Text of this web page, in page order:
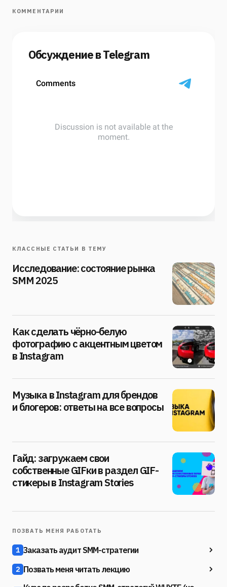
КОММЕНТАРИИ
Обсуждение в Telegram
КЛАССНЫЕ СТАТЬИ В ТЕМУ
Исследование: состояние рынка
SMM 2025
Как сделать чёрно-белую
фотографию с акцентным цветом
в Instagram
Музыка в Instagram для брендов
и блогеров: ответы на все вопросы
Гайд: загружаем свои
собственные GIFки в раздел GIF-
стикеры в Instagram Stories
ПОЗВАТЬ МЕНЯ РАБОТАТЬ
1 Заказать аудит SMM-стратегии
2 Позвать меня читать лекцию